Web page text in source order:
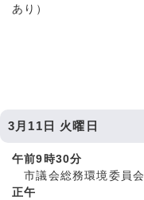
あり）
3月11日 火曜日
午前9時30分
市議会総務環境委員会
正午